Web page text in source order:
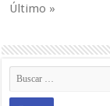
Último »